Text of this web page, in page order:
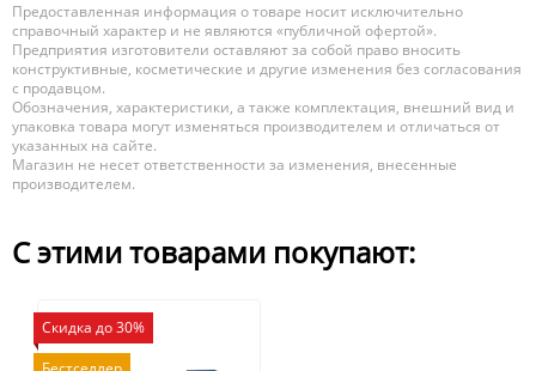
Предоставленная информация о товаре носит исключительно
справочный характер и не являются «публичной офертой».
Предприятия изготовители оставляют за собой право вносить
конструктивные, косметические и другие изменения без согласования
с продавцом.
Обозначения, характеристики, а также комплектация, внешний вид и
упаковка товара могут изменяться производителем и отличаться от
указанных на сайте.
Магазин не несет ответственности за изменения, внесенные
производителем.
С этими товарами покупают:
Скидка до 30%